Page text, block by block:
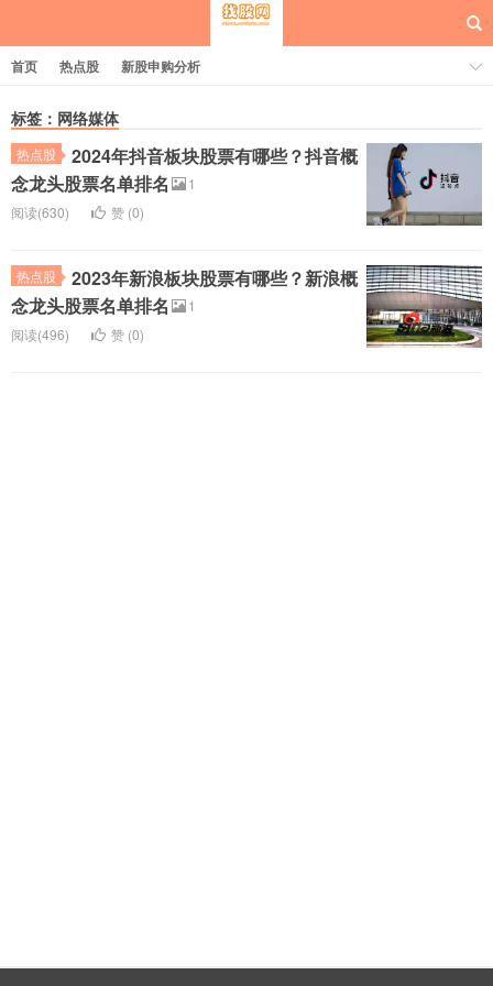
首页 热点股 新股申购分析
标签：网络媒体
热点股
2024年抖音板块股票有哪些？抖音概
念龙头股票名单排名
1
阅读(630)
赞 (0)
热点股
2023年新浪板块股票有哪些？新浪概
念龙头股票名单排名
1
阅读(496)
赞 (0)